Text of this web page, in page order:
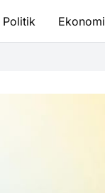
Politik Ekonomi